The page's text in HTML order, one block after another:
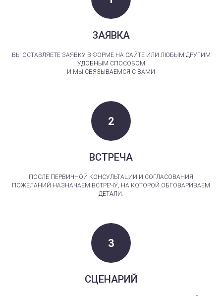
ЗАЯВКА
ВЫ ОСТАВЛЯЕТЕ ЗАЯВКУ В ФОРМЕ НА САЙТЕ ИЛИ ЛЮБЫМ ДРУГИМ
УДОБНЫМ СПОСОБОМ
И МЫ СВЯЗЫВАЕМСЯ С ВАМИ
ВСТРЕЧА
ПОСЛЕ ПЕРВИЧНОЙ КОНСУЛЬТАЦИИ И СОГЛАСОВАНИЯ
ПОЖЕЛАНИЙ НАЗНАЧАЕМ ВСТРЕЧУ, НА КОТОРОЙ ОБГОВАРИВАЕМ
ДЕТАЛИ.
СЦЕНАРИЙ